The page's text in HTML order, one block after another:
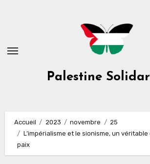
Palestine
Accueil 2023 novembre
25
L’impérialisme et le sionisme, un
paix